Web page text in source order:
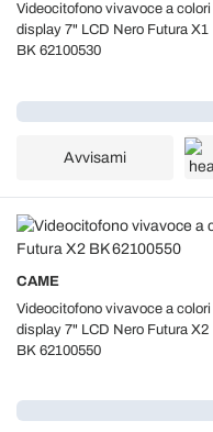
Videocitofono vivavoce a colori
display 7" LCD Nero Futura X1
BK 62100530
Avvisami
CAME
Videocitofono vivavoce a colori
display 7" LCD Nero Futura X2
BK 62100550